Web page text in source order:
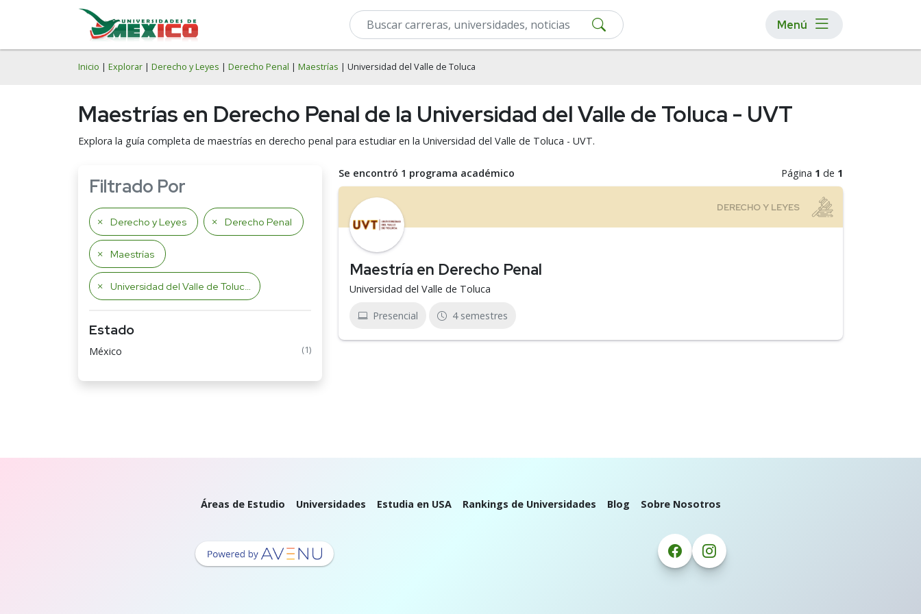
Menú
Inicio | Explorar | Derecho y Leyes | Derecho Penal | Maestrías | Universidad del Valle de Toluca
Maestrías en Derecho Penal de la Universidad del Valle de Toluca - UVT
Explora la guía completa de maestrías en derecho penal para estudiar en la Universidad del Valle de Toluca - UVT.
Filtrado Por
Derecho y Leyes Derecho Penal
Maestrías
Universidad del Valle de Toluca
Estado
México (1)
Se encontró 1 programa académico Página 1 de 1
Maestría en Derecho Penal
Universidad del Valle de Toluca
Presencial 4 semestres
Áreas de Estudio Universidades Estudia en USA Rankings de Universidades Blog Sobre Nosotros